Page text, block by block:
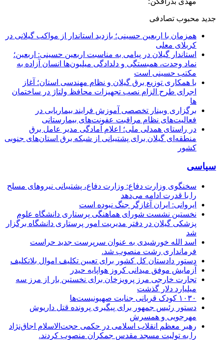
جدید محبوب تصادفی
همزمان با اربعین حسینی؛ بازدید استاندار از مواکب گیلانی در
کربلای معلی
استاندار گیلان در پیامی به مناسبت اربعین حسینی: اربعین؛
نماد وحدت، همبستگی و دلدادگی میلیون‌ها انسان آزاده به
مکتب حسینی است
با همکاری توزیع برق گیلان و نظام مهندسی استان؛ آغاز
اجرای طرح الزام نصب تجهیزات محافظ ولتاژ در ساختمان
ها
برگزاری وبینار تخصصی آموزش فرایند بیماریابی در
فعالیت‌های نظام مراقبت عفونت‌های بیمارستانی
در راستای همدلی ملی؛ اعلام آمادگی مدیر عامل برق
منطقه‌ای گیلان برای پشتیبانی از شبكه برق استان‌های جنوبی
كشور
سیاسی
سخنگوی وزارت دفاع: وزارت دفاع، پشتیبانی نیرو‌های مسلح
را با قدرت ادامه می‌دهد
ایروانی: ایران آغازگر جنگ نبوده است
نخستین نشست شورای هماهنگی پرستاری دانشگاه علوم
پزشکی گیلان در دفتر مدیریت امور پرستاری دانشگاه برگزار
شد
اسد الله خورشیدی به عنوان سرپرست جدید حراست
فرمانداری رشت منصوب شد.
دستور دادستان کل کشور برای تعیین تکلیف اموال بلاتکلیف
آزمایش موفق میدانی کروز هواپایه حیدر
تجارت خارجی مرز پرویزخان برای نخستین بار از مرز سه
میلیارد دلار گذشت
۱۰۳۰ کودک قربانی جنایت صهیونیست‌ها
دستور رئیس جمهور برای پیگیری پرونده قتل داریوش
مهرجویی و همسرش
رهبر معظم انقلاب اسلامی در حکمی حجت‌الاسلام اجاق‌نژاد
را به تولیت مسجد مقدس جمکران منصوب کردند.